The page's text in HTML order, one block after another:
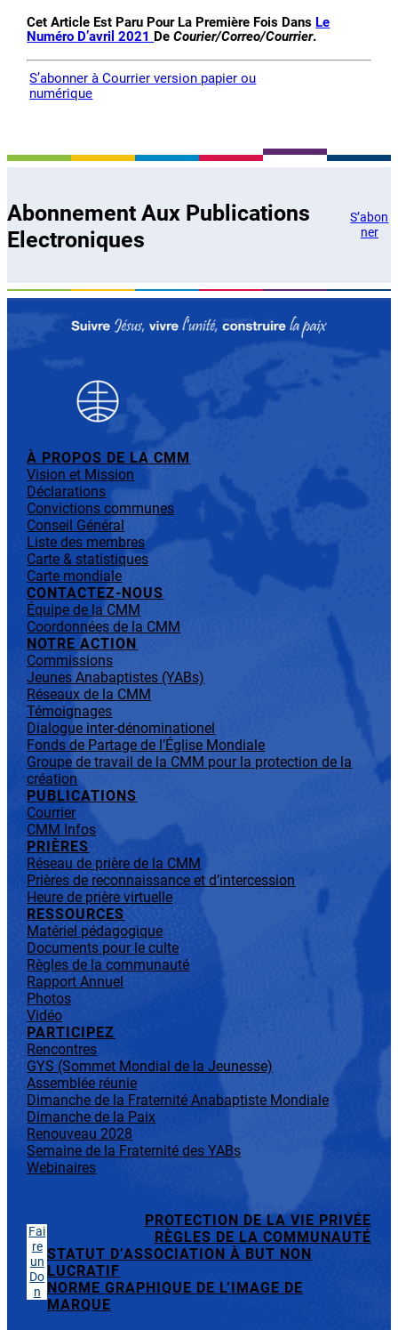
Cet Article Est Paru Pour La Première Fois Dans Le
Numéro D’avril 2021 DeCourier/Correo/Courrier.
S’abonner à Courrier version papier ou
numérique
Abonnement Aux Publications
Electroniques
S’abon
ner
À PROPOS DE LA CMM
Vision et Mission
Déclarations
Convictions communes
Conseil Général
Liste des membres
Carte & statistiques
Carte mondiale
CONTACTEZ-NOUS
Équipe de la CMM
Coordonnées de la CMM
NOTRE ACTION
Commissions
Jeunes Anabaptistes (YABs)
Réseaux de la CMM
Témoignages
Dialogue inter-dénominationel
Fonds de Partage de l’Église Mondiale
Groupe de travail de la CMM pour la protection de la
création
PUBLICATIONS
Courrier
CMM Infos
PRIÈRES
Réseau de prière de la CMM
Prières de reconnaissance et d’intercession
Heure de prière virtuelle
RESSOURCES
Matériel pédagogique
Documents pour le culte
Règles de la communauté
Rapport Annuel
Photos
Vidéo
PARTICIPEZ
Rencontres
GYS (Sommet Mondial de la Jeunesse)
Assemblée réunie
Dimanche de la Fraternité Anabaptiste Mondiale
Dimanche de la Paix
Renouveau 2028
Semaine de la Fraternité des YABs
Webinaires
Fai
re
un
Do
n
PROTECTION DE LA VIE PRIVÉE
RÈGLES DE LA COMMUNAUTÉ
STATUT D’ASSOCIATION À BUT NON
LUCRATIF
NORME GRAPHIQUE DE L’IMAGE DE
MARQUE